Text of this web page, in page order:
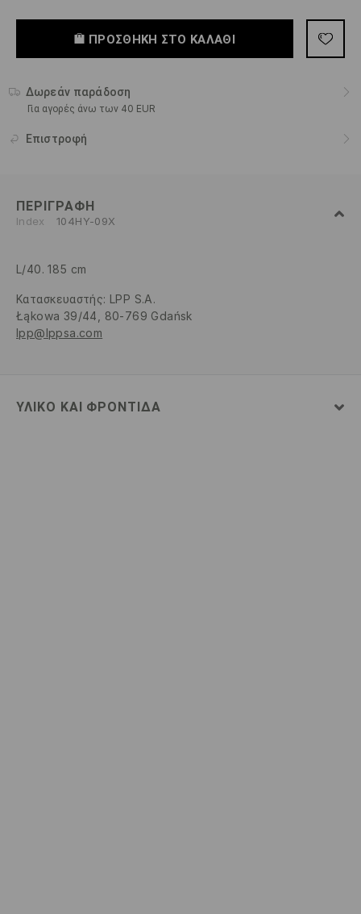
ΠΡΟΣΘΉΚΗ ΣΤΟ ΚΑΛΆΘΙ
Δωρεάν παράδοση
Για αγορές άνω των 40 EUR
Επιστροφή
ΠΕΡΙΓΡΑΦΉ
Index 104HY-09X
L/40. 185 cm
Κατασκευαστής: LPP S.A.
Łąkowa 39/44, 80-769 Gdańsk
lpp@lppsa.com
ΥΛΙΚΌ ΚΑΙ ΦΡΟΝΤΊΔΑ